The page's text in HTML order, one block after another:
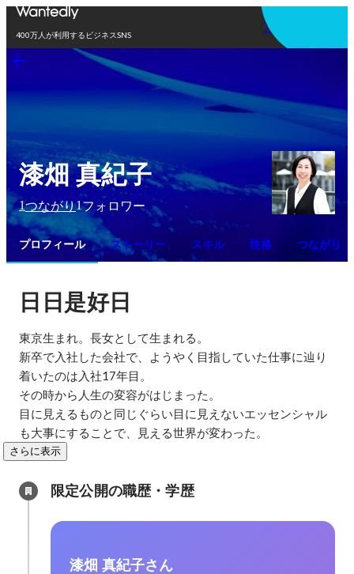
400万人が利用するビジネスSNS
アプリを使う
漆畑 真紀子
1つながり1フォロワー
プロフィール ストーリー スキル 性格 つながり
日日是好日
東京生まれ。長女として生まれる。
新卒で入社した会社で、ようやく目指していた仕事に辿り
着いたのは入社17年目。
その時から人生の変容がはじまった。
目に見えるものと同じぐらい目に見えないエッセンシャル
も大事にすることで、見える世界が変わった。
さらに表示
限定公開の職歴・学歴
漆畑 真紀子さん